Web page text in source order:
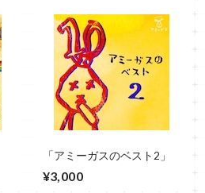
「アミーガスのベスト2」
¥3,000